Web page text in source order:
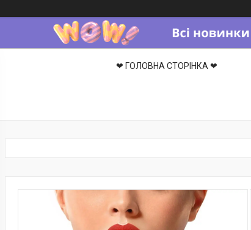
❤ ГОЛОВНА СТОРІНКА ❤